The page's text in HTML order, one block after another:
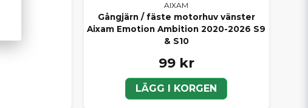
AIXAM
Gångjärn / fäste motorhuv vänster
Aixam Emotion Ambition 2020-2026 S9
& S10
99 kr
LÄGG I KORGEN